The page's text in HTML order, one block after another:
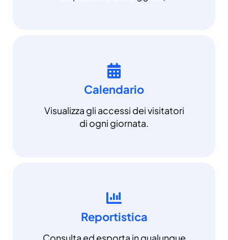
Calendario
Visualizza gli accessi dei visitatori
di ogni giornata.
Reportistica
Consulta ed esporta in qualunque